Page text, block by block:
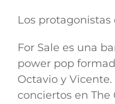
Los
For Sale es una
power pop
Octavio y
conciertos en The